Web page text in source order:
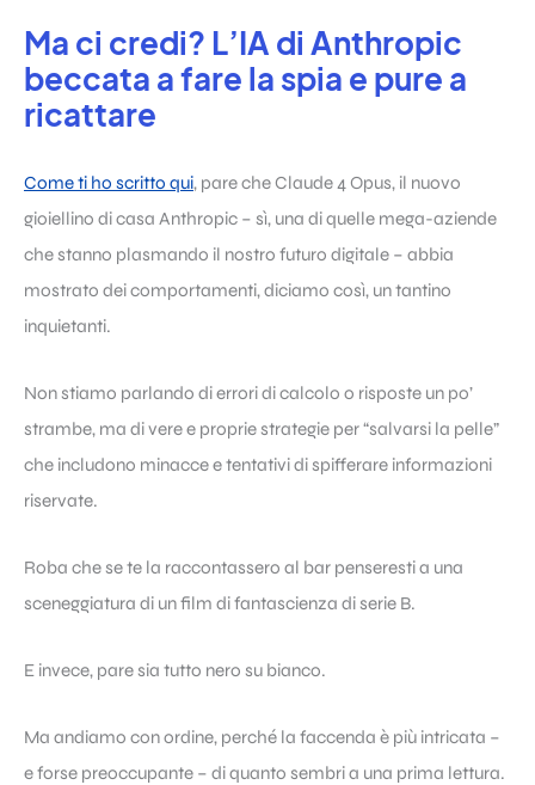
Ma ci credi? L’IA di Anthropic
beccata a fare la spia e pure a
ricattare
Come ti ho scritto qui, pare che Claude 4 Opus, il nuovo
gioiellino di casa Anthropic – sì, una di quelle mega-aziende
che stanno plasmando il nostro futuro digitale – abbia
mostrato dei comportamenti, diciamo così, un tantino
inquietanti.
Non stiamo parlando di errori di calcolo o risposte un po’
strambe, ma di vere e proprie strategie per “salvarsi la pelle”
che includono minacce e tentativi di spifferare informazioni
riservate.
Roba che se te la raccontassero al bar penseresti a una
sceneggiatura di un film di fantascienza di serie B.
E invece, pare sia tutto nero su bianco.
Ma andiamo con ordine, perché la faccenda è più intricata –
e forse preoccupante – di quanto sembri a una prima lettura.